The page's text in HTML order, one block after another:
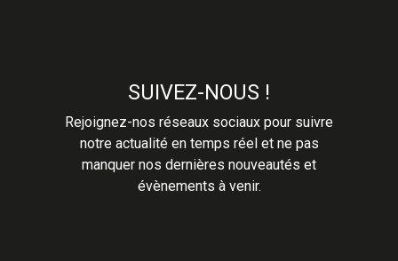
SUIVEZ-NOUS !
Rejoignez-nos réseaux sociaux pour suivre
notre actualité en temps réel et ne pas
manquer nos dernières nouveautés et
évènements à venir.